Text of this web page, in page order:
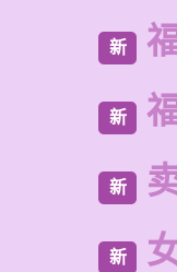
新
新
新
新